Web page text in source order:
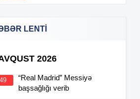
LENTİ
2026
“Real Madrid” Messiyə
başsağlığı verib